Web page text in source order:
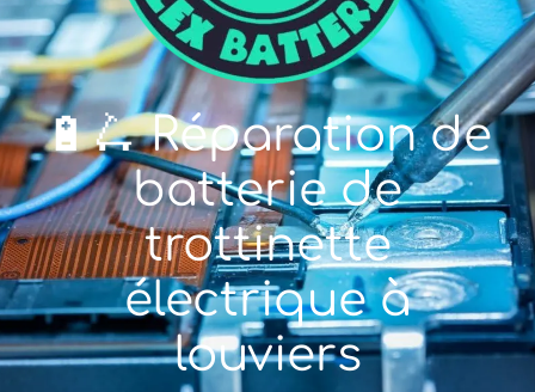
🔋🛴 Réparation de
batterie de
trottinette
électrique à
louviers